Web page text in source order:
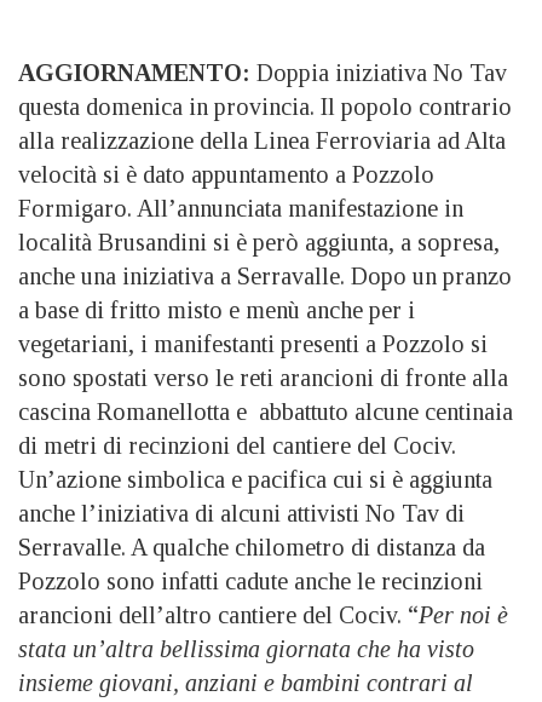
AGGIORNAMENTO: Doppia iniziativa No Tav
questa domenica in provincia. Il popolo contrario
alla realizzazione della Linea Ferroviaria ad Alta
velocità si è dato appuntamento a Pozzolo
Formigaro. All’annunciata manifestazione in
località Brusandini si è però aggiunta, a sopresa,
anche una iniziativa a Serravalle. Dopo un pranzo
a base di fritto misto e menù anche per i
vegetariani, i manifestanti presenti a Pozzolo si
sono spostati verso le reti arancioni di fronte alla
cascina Romanellotta e abbattuto alcune centinaia
di metri di recinzioni del cantiere del Cociv.
Un’azione simbolica e pacifica cui si è aggiunta
anche l’iniziativa di alcuni attivisti No Tav di
Serravalle. A qualche chilometro di distanza da
Pozzolo sono infatti cadute anche le recinzioni
arancioni dell’altro cantiere del Cociv. “Per noi è
stata un’altra bellissima giornata che ha visto
insieme giovani, anziani e bambini contrari al